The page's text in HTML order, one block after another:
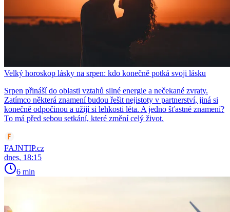
Velký horoskop lásky na srpen: kdo konečně potká svoji lásku
Srpen přináší do oblasti vztahů silné energie a nečekané zvraty.
Zatímco některá znamení budou řešit nejistoty v partnerství, jiná si
konečně odpočinou a užijí si lehkosti léta. A jedno šťastné znamení?
To má před sebou setkání, které změní celý život.
FAJNTIP.cz
dnes, 18:15
6 min